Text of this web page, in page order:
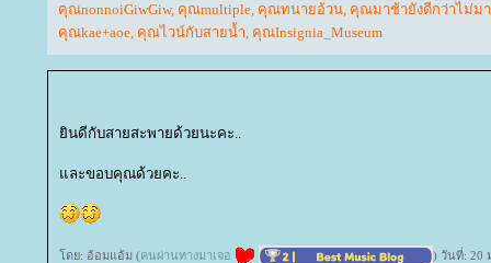
คุณnonnoiGiwGiw, คุณmultiple, คุณทนายอ้วน, คุณมาช้ายังดีกว่าไม่มา
คุณkae+aoe, คุณไวน์กับสายน้ำ, คุณInsignia_Museum
ินดีกับสายสะพายด้วยนะคะ..
ละขอบคุณด้วยคะ..
ดย: อ้อมแอ้ม (คนผ่านทางมาเจอ ) วันที่: 20